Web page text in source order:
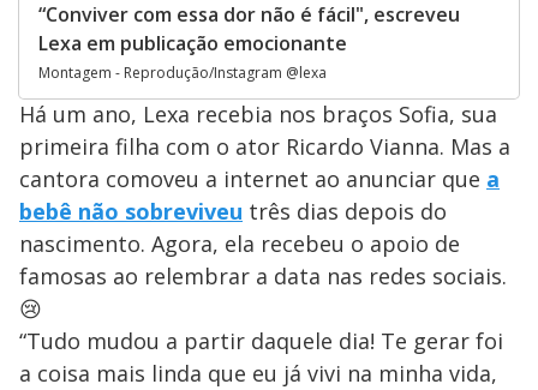
“Conviver com essa dor não é fácil", escreveu
Lexa em publicação emocionante
Montagem - Reprodução/Instagram @lexa
Há um ano, Lexa recebia nos braços Sofia, sua
primeira filha com o ator Ricardo Vianna. Mas a
cantora comoveu a internet ao anunciar que a
bebê não sobreviveu três dias depois do
nascimento. Agora, ela recebeu o apoio de
famosas ao relembrar a data nas redes sociais.
😢
“Tudo mudou a partir daquele dia! Te gerar foi
a coisa mais linda que eu já vivi na minha vida,